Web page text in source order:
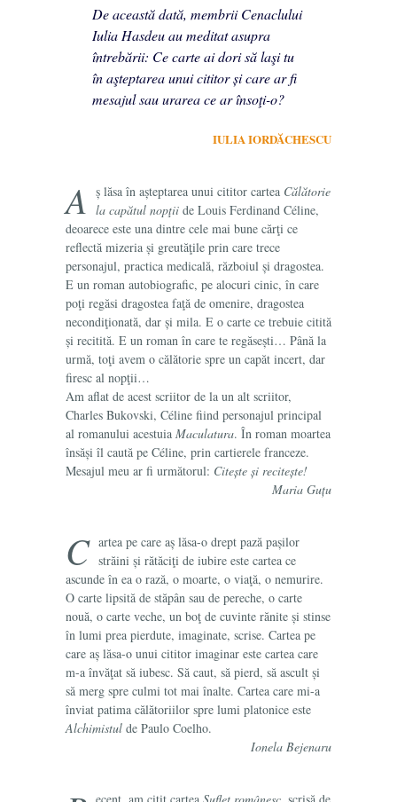
De această dată, membrii Cenaclului
Iulia Hasdeuau meditat asupra
întrebării: Ce carte ai dori să laşi tu
în aşteptareaunui cititor și care ar fi
mesajul sau urarea ce ar însoţi-o?
IULIA IORDĂCHESCU
A ș lăsa în așteptarea unui cititor cartea Călătorie
la capătul nopţii de Louis Ferdinand Céline,
deoarece este una dintre cele mai bune cărţi ce
reflectă mizeria și greutăţile prin care trece
personajul, practica medicală, războiul și dragostea.
E un roman autobiografic, pe alocuri cinic, în care
poţi regăsi dragostea faţă de omenire, dragostea
necondiţionată, dar și mila. E o carte ce trebuie citită
și recitită. E un roman în care te regăsești… Până la
urmă, toţi avem o călătorie spre un capăt incert, dar
firesc al nopţii…
Am aflat de acest scriitor de la un alt scriitor,
Charles Bukovski, Céline fiind personajul principal
al romanului acestuia Maculatura. În roman moartea
însăși îl caută pe Céline, prin cartierele franceze.
Mesajul meu ar fi următorul: Citește și recitește!
Maria Guțu
C artea pe care aș lăsa-o drept pază pașilor
străini și rătăciţi de iubire este cartea ce
ascunde în ea o rază, o moarte, o viaţă, o nemurire.
O carte lipsită de stăpân sau de pereche, o carte
nouă, o carte veche, un boţ de cuvinte rănite și stinse
în lumi prea pierdute, imaginate, scrise. Cartea pe
care aș lăsa-o unui cititor imaginar este cartea care
m-a învăţat să iubesc. Să caut, să pierd, să ascult și
să merg spre culmi tot mai înalte. Cartea care mi-a
înviat patima călătoriilor spre lumi platonice este
Alchimistul de Paulo Coelho.
Ionela Bejenaru